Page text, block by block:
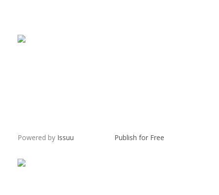
Powered by Issuu Publish for Free